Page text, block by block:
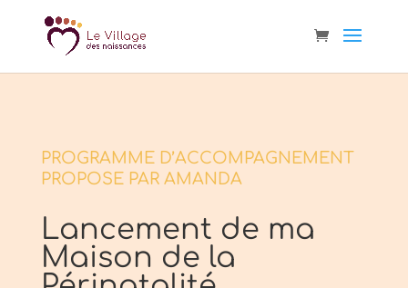
PROGRAMME D’ACCOMPAGNEMENT
PROPOSE PAR AMANDA
Lancement de ma
Maison de la